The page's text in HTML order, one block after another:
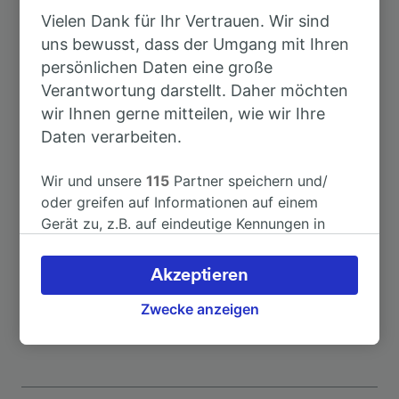
Turm Kurt-Schumacher-Platz
Dauer
Nach Paris
Nach Heidelberg Hbf 1h 12min
Nach Karlsruhe Hbf 1h 23min
Vielen Dank für Ihr Vertrauen. Wir sind
uns bewusst, dass der Umgang mit Ihren
persönlichen Daten eine große
Verantwortung darstellt. Daher möchten
wir Ihnen gerne mitteilen, wie wir Ihre
Daten verarbeiten.
Wir und unsere115 Partner speichern und/
oder greifen auf Informationen auf einem
Gerät zu, z.B. auf eindeutige Kennungen in
verarbeiten. Sie können Ihre Präferenzen
akzeptieren oder verwalten, einschließlich
Ihres Widerspruchsrechts bei berechtigtem
Zwecke anzeigen
Akzeptieren